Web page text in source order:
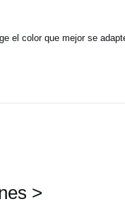
el color que mejor se
>